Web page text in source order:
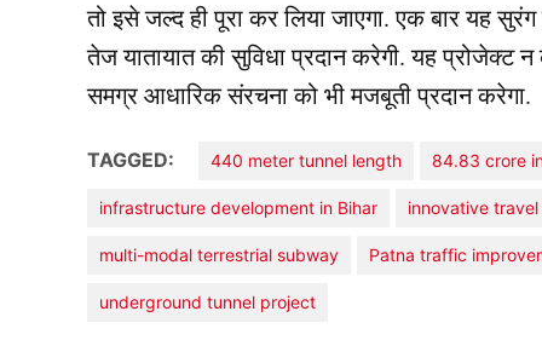
तो इसे जल्द ही पूरा कर लिया जाएगा. एक बार यह
तेज यातायात की सुविधा प्रदान करेगी. यह प्रोजेक्ट
समग्र आधारिक संरचना को भी मजबूती प्रदान करेगा.
TAGGED: 440 meter tunnel length 84.83 crore
infrastructure development in Bihar innovative
multi-modal terrestrial subway Patna traffic
underground tunnel project